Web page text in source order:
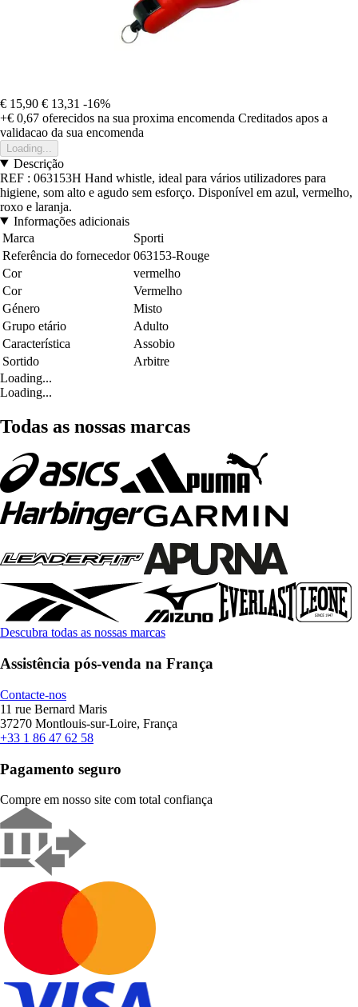
€ 15,90 € 13,31 -16%
+€ 0,67 oferecidos na sua proxima encomenda Creditados apos a
validacao da sua encomenda
Loading...
Descrição
REF : 063153H Hand whistle, ideal para vários utilizadores para
higiene, som alto e agudo sem esforço. Disponível em azul, vermelho,
roxo e laranja.
Informações adicionais
Marca
Sporti
Referência do fornecedor 063153-Rouge
Cor
vermelho
Cor
Vermelho
Género
Misto
Grupo etário
Adulto
Característica
Assobio
Sortido
Arbitre
Loading...
Loading...
Todas as nossas marcas
Descubra todas as nossas marcas
Assistência pós-venda na França
Contacte-nos
11 rue Bernard Maris
37270 Montlouis-sur-Loire, França
+33 1 86 47 62 58
Pagamento seguro
Compre em nosso site com total confiança